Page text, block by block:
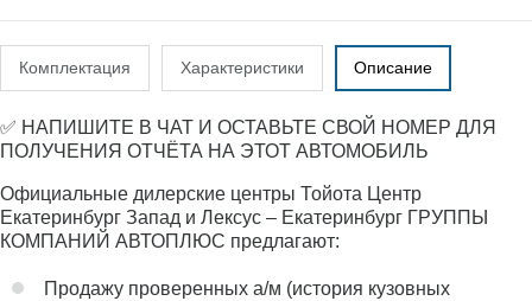
Комплектация Характеристики Описание
✅ НАПИШИТЕ В ЧАТ И ОСТАВЬТЕ СВОЙ НОМЕР ДЛЯ
ПОЛУЧЕНИЯ ОТЧЁТА НА ЭТОТ АВТОМОБИЛЬ
Официальные дилерские центры Тойота Центр
Екатеринбург Запад и Лексус – Екатеринбург ГРУППЫ
КОМПАНИЙ АВТОПЛЮС предлагают:
Продажу проверенных а/м (история кузовных